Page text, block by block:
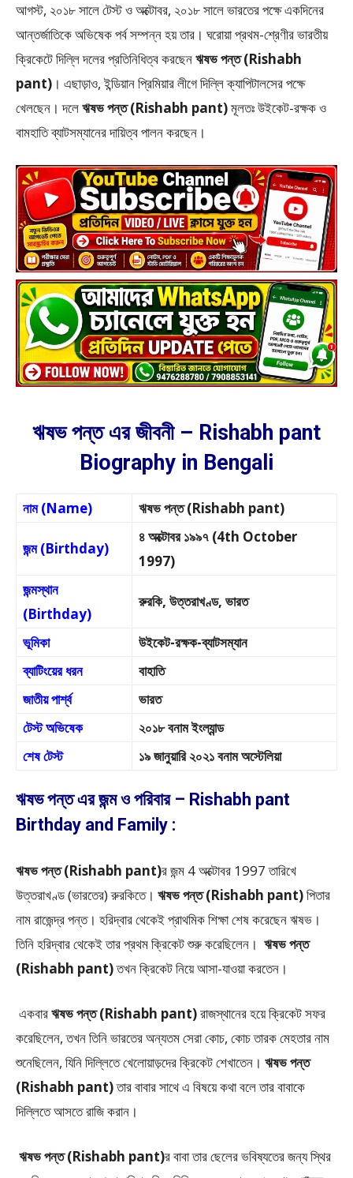
আগস্ট, ২০১৮ সালে টেস্ট ও অক্টোবর, ২০১৮ সালে ভারতের পক্ষে একদিনের
আন্তর্জাতিকে অভিষেক পর্ব সম্পন্ন হয় তার। ঘরোয়া প্রথম-শ্রেণীর ভারতীয়
ক্রিকেটে দিল্লি দলের প্রতিনিধিত্ব করছেনঋষভ পন্ত (Rishabh
pant) । এছাড়াও, ইন্ডিয়ান প্রিমিয়ার লীগে দিল্লি ক্যাপিটালসের পক্ষে
খেলছেন। দলেঋষভ পন্ত (Rishabh pant)মূলতঃ উইকেট-রক্ষক ও
বামহাতি ব্যাটসম্যানের দায়িত্ব পালন করছেন।
ঋষভ পন্ত এর জীবনী – Rishabh pant
Biography in Bengali
নাম (Name) ঋষভ পন্ত (Rishabh pant)
জন্ম (Birthday)
৪ অক্টোবর ১৯৯৭ (4th October
1997)
জন্মস্থান
(Birthday)
রুরকি, উত্তরাখণ্ড, ভারত
ভূমিকা
উইকেট-রক্ষক-ব্যাটসম্যান
ব্যাটিংয়ের ধরন
বাহাতি
জাতীয় পার্শ্ব
ভারত
টেস্ট অভিষেক
২০১৮ বনাম ইংল্যান্ড
শেষ টেস্ট
১৯ জানুয়ারি ২০২১ বনাম অস্টেলিয়া
ঋষভ পন্ত এর জন্ম ও পরিবার – Rishabh pant
Birthday and Family :
ঋষভ পন্ত (Rishabh pant)র জন্ম 4 অক্টোবর 1997 তারিখে
উত্তরাখণ্ড (ভারতের) রুরকিতে। ঋষভ পন্ত (Rishabh pant)পিতার
নাম রাজেন্দ্র পন্ত। হরিদ্বার থেকেই প্রাথমিক শিক্ষা শেষ করেছেন ঋষভ।
তিনি হরিদ্বার থেকেই তার প্রথম ক্রিকেট শুরু করেছিলেন। ঋষভ পন্ত
(Rishabh pant)তখন ক্রিকেট নিয়ে আসা-যাওয়া করতেন।
একবারঋষভ পন্ত (Rishabh pant)রাজস্থানের হয়ে ক্রিকেট সফর
করেছিলেন, তখন তিনি ভারতের অন্যতম সেরা কোচ, কোচ তারক মেহতার নাম
শুনেছিলেন, যিনি দিল্লিতে খেলোয়াড়দের ক্রিকেট শেখাতেন। ঋষভ পন্ত
(Rishabh pant)তার বাবার সাথে এ বিষয়ে কথা বলে তার বাবাকে
দিল্লিতে আসতে রাজি করান।
ঋষভ পন্ত (Rishabh pant)র বাবা তার ছেলের ভবিষ্যতের জন্য স্থির